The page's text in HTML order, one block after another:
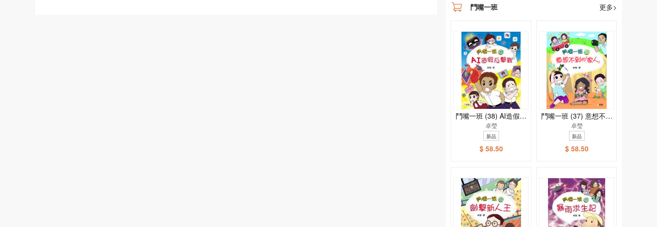
鬥嘴一班 更多>
鬥嘴一班 (38) AI造假反
擊戰
卓瑩
新品
$ 58.50
鬥嘴一班 (37) 意想不到
的「家人」
卓瑩
新品
$ 58.50